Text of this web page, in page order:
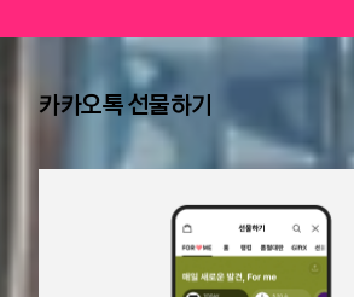
카카오톡 선물하기